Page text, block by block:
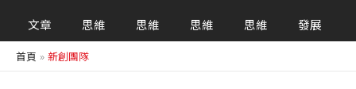
文章 思維 思維 思維 思維 發展
首頁 新創團隊